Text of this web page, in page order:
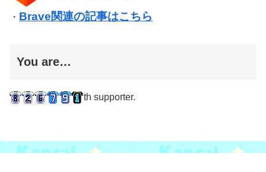
・ Brave関連の記事はこちら
You are…
th supporter.